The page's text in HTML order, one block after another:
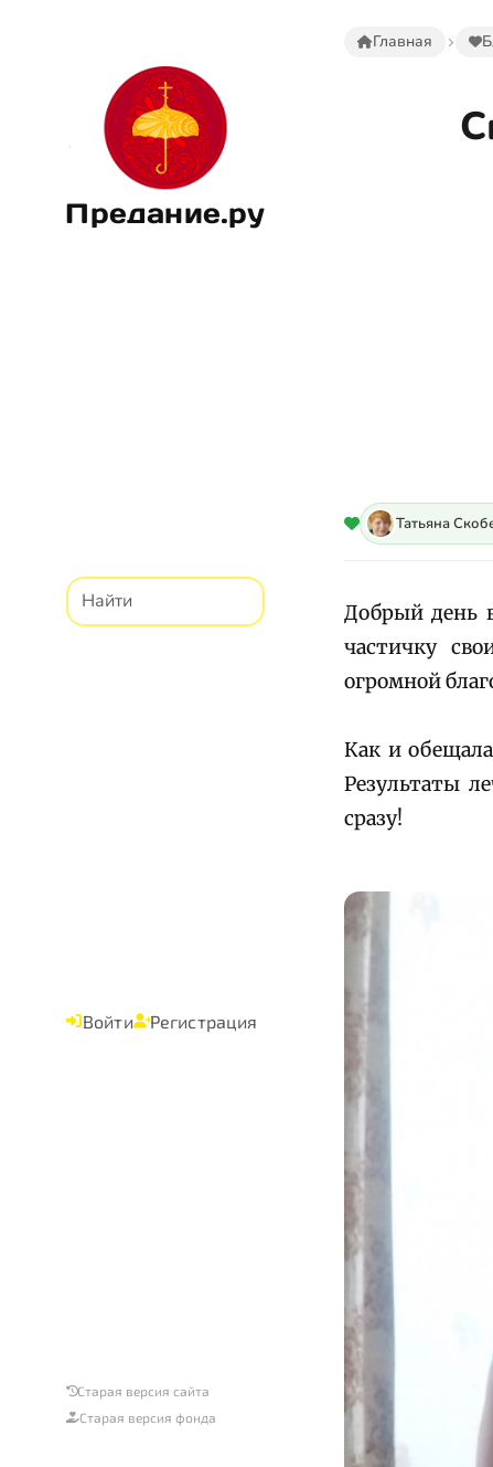
Предание.ру
Войти Регистрация
Старая версия сайта
Старая версия фонда
Главная
Татьяна
Добрый день
частичку
огромной
Как и
Результаты
сразу!